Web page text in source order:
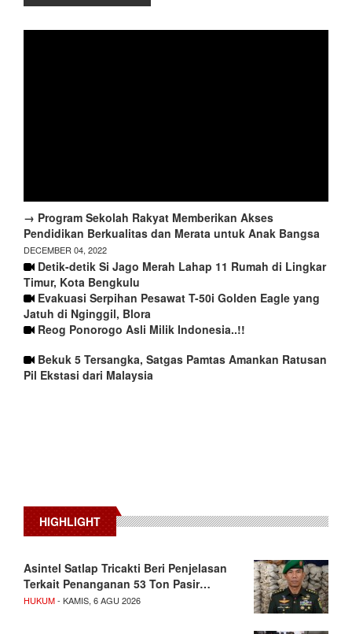
→ Program Sekolah Rakyat Memberikan Akses
Pendidikan Berkualitas dan Merata untuk Anak Bangsa
DECEMBER 04, 2022
Detik-detik Si Jago Merah Lahap 11 Rumah di Lingkar
Timur, Kota Bengkulu
Evakuasi Serpihan Pesawat T-50i Golden Eagle yang
Jatuh di Nginggil, Blora
Reog Ponorogo Asli Milik Indonesia..!!
Bekuk 5 Tersangka, Satgas Pamtas Amankan Ratusan
Pil Ekstasi dari Malaysia
HIGHLIGHT
Asintel Satlap Tricakti Beri Penjelasan
Terkait Penanganan 53 Ton Pasir…
HUKUM- KAMIS, 6 AGU 2026